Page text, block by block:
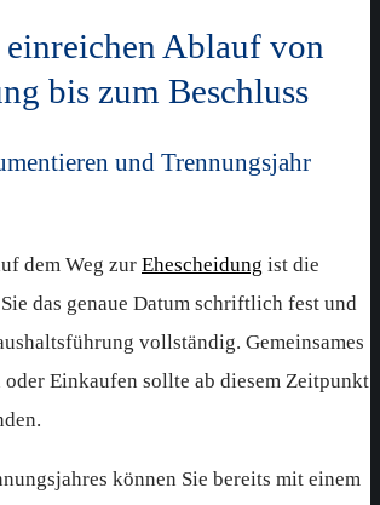
einreichen Ablauf von
bis zum Beschluss
und Trennungsjahr
dem Weg zur Ehescheidung ist die
das genaue Datum schriftlich fest und
vollständig. Gemeinsames
oder Einkaufen sollte ab diesem Zeitpunkt
können Sie bereits mit einem